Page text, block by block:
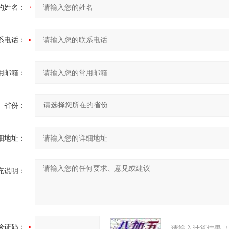
姓名：
电话：
邮箱：
省份：
地址：
说明：
证码：